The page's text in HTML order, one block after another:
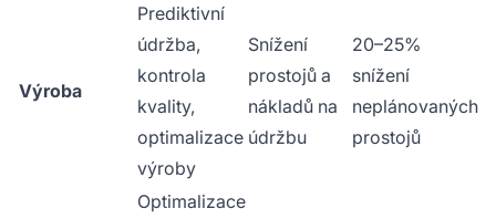
Výroba
Prediktivní
údržba,
kontrola
kvality,
optimalizace
výroby
Snížení
prostojů a
nákladů na
údržbu
20–25%
snížení
neplánovaných
prostojů
Optimalizace